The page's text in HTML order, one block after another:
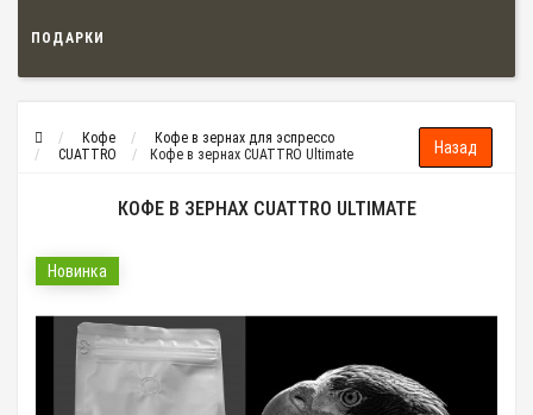
ПОДАРКИ
Кофе
Кофе в зернах для эспрессо
CUATTRO
Кофе в зернах CUATTRO Ultimate
КОФЕ В ЗЕРНАХ CUATTRO ULTIMATE
Новинка